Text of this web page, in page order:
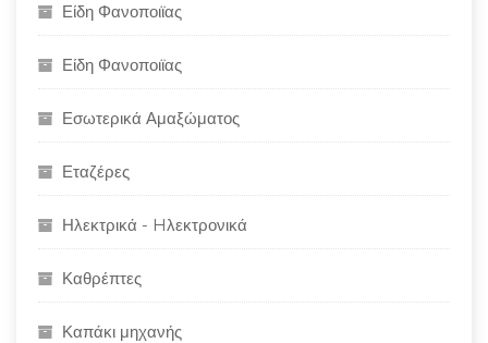
Είδη Φανοποιϊας
Είδη Φανοποιϊας
Εσωτερικά Αμαξώματος
Εταζέρες
Ηλεκτρικά - Hλεκτρονικά
Καθρέπτες
Καπάκι μηχανής